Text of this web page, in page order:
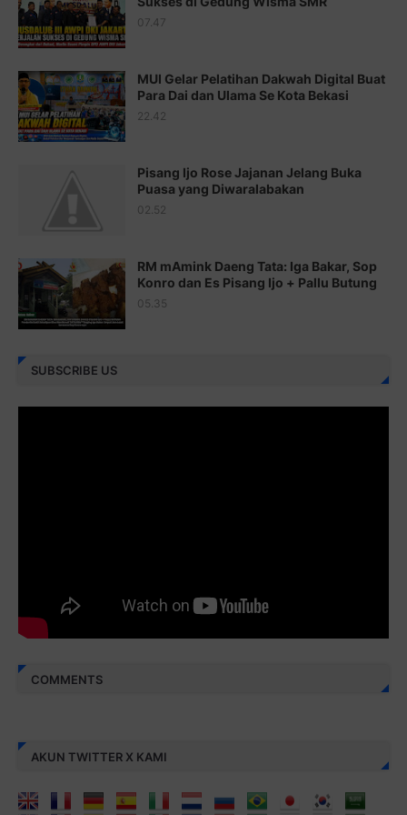
Juz 17 ⇨http://j.mp/2brHsFz
Juz 18 ⇨http://j.mp/2b8SCfc
Juz 19 ⇨http://j.mp/2bFSq95
Juz 20 ⇨http://j.mp/2brI1zc
Juz 21 ⇨http://j.mp/2b8VcBO
http://j.mp/2bFRxNP
http://j.mp/2brItxm
Juz 25 ⇨http://j.mp/2brImlf
Juz 26 ⇨http://j.mp/2bFRHF2
07.47
MUI Gelar Pelatihan Dakwah Digital Buat
Para Dai dan Ulama Se Kota Bekasi
22.42
Pisang Ijo Rose Jajanan Jelang Buka
Puasa yang Diwaralabakan
02.52
RM mAmink Daeng Tata: Iga Bakar, Sop
Konro dan Es Pisang Ijo + Pallu Butung
05.35
SUBSCRIBE US
COMMENTS
AKUN TWITTER X KAMI